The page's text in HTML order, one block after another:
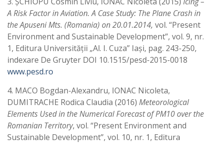
A Risk Factor in Aviation. A Case Study: The Plane Crash in
the Apuseni Mts. (Romania) on 20.01.2014, vol. “Present
Environment and Sustainable Development”, vol. 9, nr.
1, Editura Universităţii „Al. I. Cuza” Iaşi, pag. 243-250,
indexare De Gruyter DOI 10.1515/pesd-2015-0018
www.pesd.ro
4. MACO Bogdan-Alexandru, IONAC Nicoleta,
DUMITRACHE Rodica Claudia (2016) Meteorological
Elements Used in the Numerical Forecast of PM10 over the
Romanian Territory, vol. “Present Environment and
Sustainable Development”, vol. 10, nr. 1, Editura